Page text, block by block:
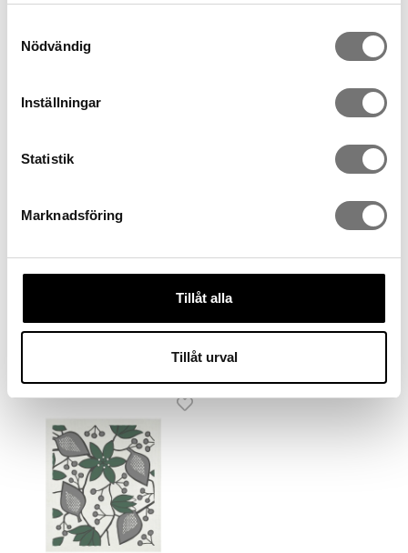
Nödvändig
Inställningar
Statistik
Marknadsföring
Tillåt alla
Tillåt urval
Disktrasa Helleborus röd Bricka Helleborus röd
499 kr